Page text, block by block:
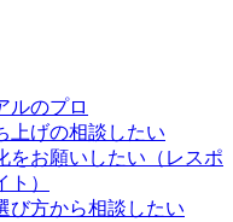
ルのプロ
上げの相談したい
をお願いしたい（レスポ
）
び方から相談したい